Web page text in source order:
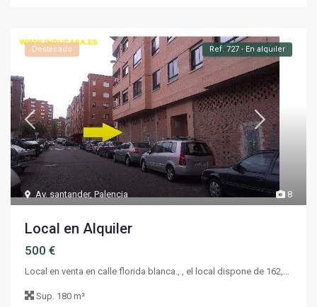
8
Av. santander,Palencia
Destacado Ref. 727 - En alquiler
Local en Alquiler
500 €
Local en venta en calle florida blanca., , el local dispone de 162,...
Sup. 180 m²